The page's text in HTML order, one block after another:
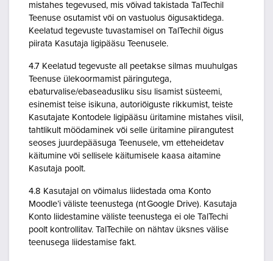
mistahes tegevused, mis võivad takistada TalTechil
Teenuse osutamist või on vastuolus õigusaktidega.
Keelatud tegevuste tuvastamisel on TalTechil õigus
piirata Kasutaja ligipääsu Teenusele.
4.7 Keelatud tegevuste all peetakse silmas muuhulgas
Teenuse ülekoormamist päringutega,
ebaturvalise/ebaseadusliku sisu lisamist süsteemi,
esinemist teise isikuna, autoriõiguste rikkumist, teiste
Kasutajate Kontodele ligipääsu üritamine mistahes viisil,
tahtlikult möödaminek või selle üritamine piirangutest
seoses juurdepääsuga Teenusele, vm etteheidetav
käitumine või sellisele käitumisele kaasa aitamine
Kasutaja poolt.
4.8 Kasutajal on võimalus liidestada oma Konto
Moodle’i väliste teenustega (nt Google Drive). Kasutaja
Konto liidestamine väliste teenustega ei ole TalTechi
poolt kontrollitav. TalTechile on nähtav üksnes välise
teenusega liidestamise fakt.